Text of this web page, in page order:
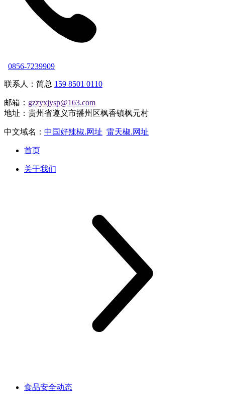
0856-7239909
联系人：简总 159 8501 0110
邮箱： gzzyxjysp@163.com
地址：贵州省遵义市播州区枫香镇枫元村
中文域名： 中国好辣椒.网址 雷天椒.网址
首页
关于我们
食品安全动态